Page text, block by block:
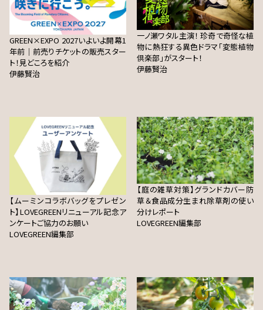
GREEN×EXPO 2027いよいよ開幕1
年前｜前売りチケットの販売スター
ト！見どころを紹介
伊藤賢治
一ノ瀬ワタル主演！ 珍奇で奇怪な植
物に熱狂する異色ドラマ「変態植物
倶楽部」がスタート！
伊藤賢治
【ムーミンコラボバッグをプレゼン
ト】LOVEGREENリニューアル記念ア
ンケートご協力のお願い
LOVEGREEN編集部
【庭の雑草対策】グランドカバー防
草＆食品成分生まれ除草剤の使い
分けレポート
LOVEGREEN編集部